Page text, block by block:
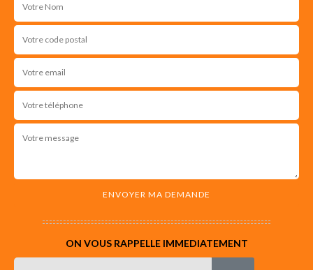
ON VOUS RAPPELLE IMMEDIATEMENT